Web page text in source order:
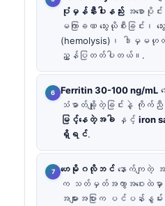
ပုံမှန်နီးပါးနည်းအစောပိုင်
မကြာခဏ သွေးယိုစီးခြင်း၊ သွေ
(hemolysis)၊ ဒါမှ
ညွှန်ပြတတ်ပါတယ်။.
Ferritin 30-100 ng/mL
သံဓာတ်ချို့တဲ့ခြင်းနဲ့ ကိုက်
မြင့်နေတဲ့အခါ နှင့် iron
ရှိရင်.
ဟေမိုဂလိုဘင် နောက်ကျတဲ့
က သတ်မှတ်အကွာအဝေးထဲမှာ ရှိ
အများအပြားက ပင်ပန်း